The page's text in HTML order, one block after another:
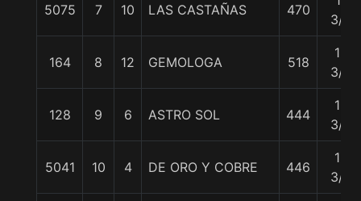
5075 7 10 LAS CASTAÑAS 470
3/4
164 8 12 GEMOLOGA 518
12
3/4
128 9 6 ASTRO SOL 444
15
3/4
5041 10 4 DE ORO Y COBRE 446
15
3/4